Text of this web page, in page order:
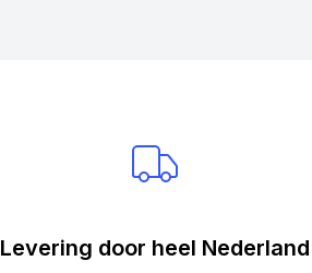
Levering door heel Nederland